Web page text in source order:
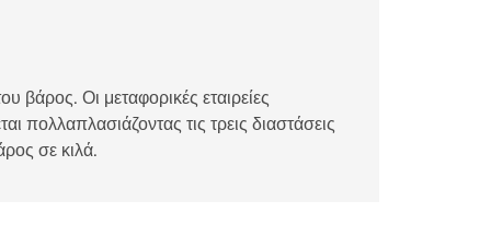
βάρος. Οι μεταφορικές εταιρείες
τις τρεις διαστάσεις
σε κιλά.